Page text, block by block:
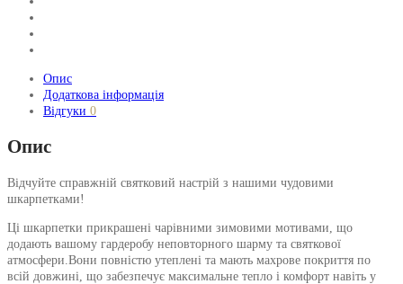
Опис
Додаткова інформація
Відгуки 0
Опис
Відчуйте справжній святковий настрій з нашими чудовими
шкарпетками!
Ці шкарпетки прикрашені чарівними зимовими мотивами, що
додають вашому гардеробу неповторного шарму та святкової
атмосфери.Вони повністю утеплені та мають махрове покриття по
всій довжині, що забезпечує максимальне тепло і комфорт навіть у